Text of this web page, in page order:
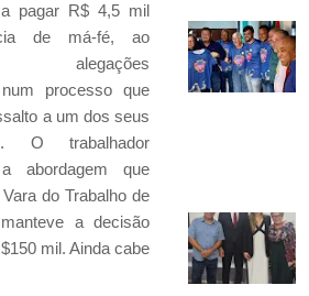
a pagar R$ 4,5 mil
de má-fé, ao
alegações
processo que
a um dos seus
O trabalhador
abordagem que
do Trabalho de
a decisão
mil. Ainda cabe